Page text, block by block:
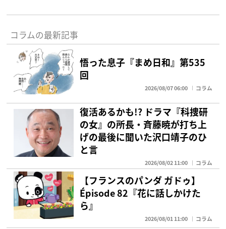
コラムの最新記事
悟った息子『まめ日和』第535
回
2026/08/07 06:00 コラム
復活あるかも!? ドラマ『科捜研
の女』の所長・斉藤暁が打ち上
げの最後に聞いた沢口靖子のひ
と言
2026/08/02 11:00 コラム
【フランスのパンダ ガドゥ】
Épisode 82『花に話しかけた
ら』
2026/08/01 11:00 コラム